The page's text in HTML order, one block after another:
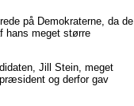
på Demokraterne, da de
hans meget større
Jill Stein, meget
og derfor gav